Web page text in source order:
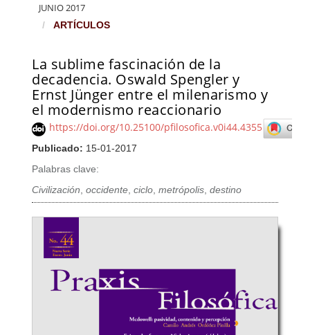
JUNIO 2017
ARTÍCULOS
La sublime fascinación de la
decadencia. Oswald Spengler y
Ernst Jünger entre el milenarismo y
el modernismo reaccionario
https://doi.org/10.25100/pfilosofica.v0i44.4355
Publicado: 15-01-2017
Palabras clave:
Civilización,occidente,ciclo,metrópolis,destino
Barra lateral del artículo